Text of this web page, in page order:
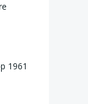
1961